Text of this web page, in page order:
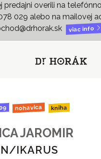
predajni overili na
029 alebo na mailovej
viac info
nohavica kniha
JAROMIR
IKARUS